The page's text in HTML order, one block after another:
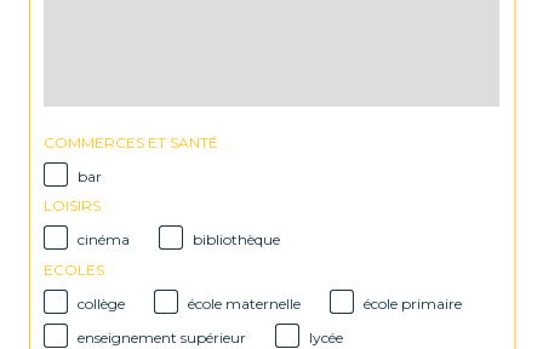
COMMERCES ET SANTÉ
bar
LOISIRS
cinéma
bibliothèque
ECOLES
collège
école maternelle
école primaire
enseignement supérieur
lycée